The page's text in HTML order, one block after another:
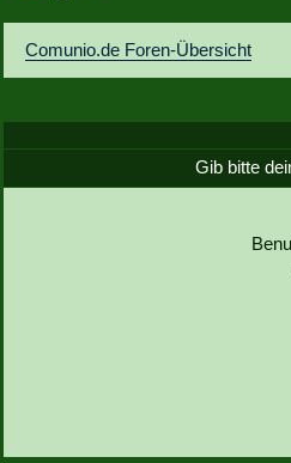
Spielanalyse
Vereinsdiskussion
Comunio.de Foren-Übersicht
Gib bitte